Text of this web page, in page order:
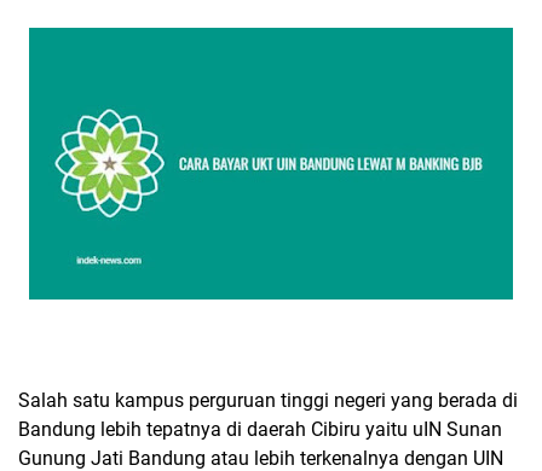
Salah satu kampus perguruan tinggi negeri yang berada di
Bandung lebih tepatnya di daerah Cibiru yaitu uIN Sunan
Gunung Jati Bandung atau lebih terkenalnya dengan UIN